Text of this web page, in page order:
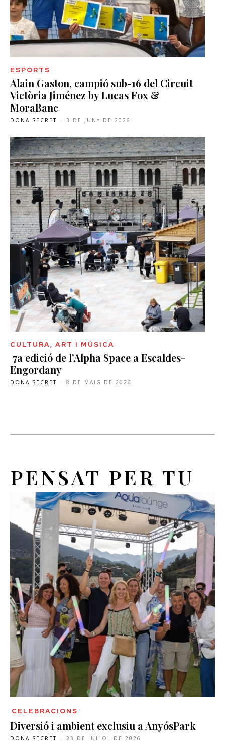
ESPORTS
Alain Gaston, campió sub-16 del Circuit
Victòria Jiménez by Lucas Fox &
MoraBanc
DONA SECRET - 3 DE JUNY DE 2026
CULTURA, ART I MÚSICA
7a edició de l’Alpha Space a Escaldes-
Engordany
DONA SECRET - 8 DE MAIG DE 2026
PENSAT PER TU
CELEBRACIONS
Diversió i ambient exclusiu a AnyósPark
DONA SECRET - 23 DE JULIOL DE 2026